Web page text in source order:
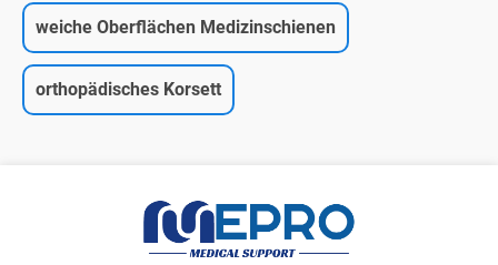
weiche Oberflächen Medizinschienen
orthopädisches Korsett